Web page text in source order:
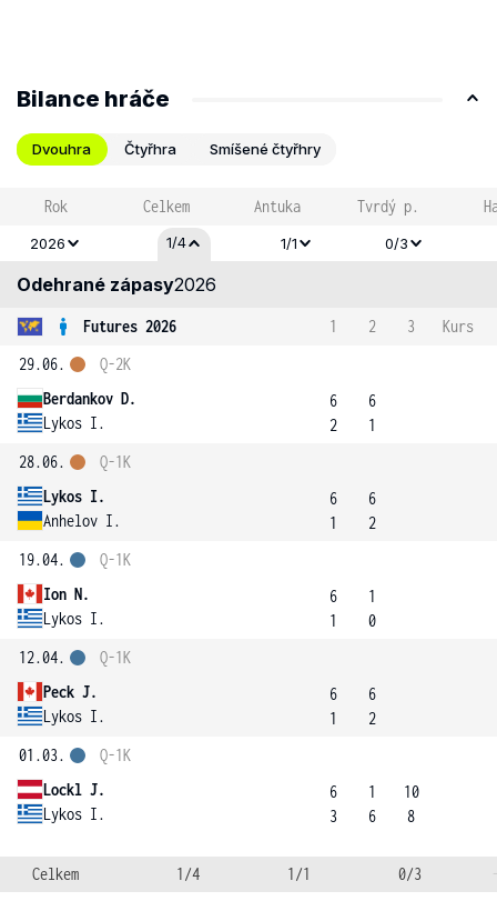
Bilance hráče
Dvouhra Čtyřhra Smíšené čtyřhry
Rok Celkem Antuka Tvrdý p.
2026 1/4 1/1 0/3
Odehrané zápasy2026
Futures 2026 1 2 3
Kurs
29.06.
Berdankov D.
Lykos I.
Q-2K
6
2
6
1
28.06.
Lykos I.
Anhelov I.
Q-1K
6
1
6
2
19.04.
Ion N.
Lykos I.
Q-1K
6
1
1
0
12.04.
Peck J.
Lykos I.
Q-1K
6
1
6
2
01.03.
Lockl J.
Lykos I.
Q-1K
6
3
1
6
10
8
Celkem 1/4 1/1 0/3